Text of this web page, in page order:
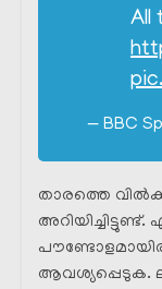
All
— BBC
താരത്തെ
ആവശ്യപ്പെടുക.